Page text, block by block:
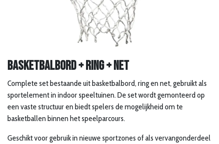
Basketbalbord + ring + net
Complete set bestaande uit basketbalbord, ring en net, gebruikt als
sportelement in indoor speeltuinen. De set wordt gemonteerd op
een vaste structuur en biedt spelers de mogelijkheid om te
basketballen binnen het speelparcours.
Geschikt voor gebruik in nieuwe sportzones of als vervangonderdeel